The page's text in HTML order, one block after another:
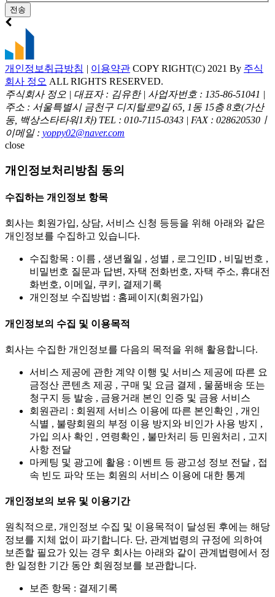
전송
개인정보취급방침 | 이용약관 COPY RIGHT(C) 2021 By 주식
회사 정오 ALL RIGHTS RESERVED.
주식회사 정오 | 대표자 : 김유한 | 사업자번호 : 135-86-51041 |
주소 : 서울특별시 금천구 디지털로9길 65, 1동 15층 8호(가산
동, 백상스타타워1차) TEL : 010-7115-0343 | FAX : 028620530ㅣ
이메일 : yoppy02@naver.com
close
개인정보처리방침 동의
수집하는 개인정보 항목
회사는 회원가입, 상담, 서비스 신청 등등을 위해 아래와 같은
개인정보를 수집하고 있습니다.
수집항목 : 이름 , 생년월일 , 성별 , 로그인ID , 비밀번호 ,
비밀번호 질문과 답변, 자택 전화번호, 자택 주소, 휴대전
화번호, 이메일, 쿠키, 결제기록
개인정보 수집방법 : 홈페이지(회원가입)
개인정보의 수집 및 이용목적
회사는 수집한 개인정보를 다음의 목적을 위해 활용합니다.
서비스 제공에 관한 계약 이행 및 서비스 제공에 따른 요
금정산 콘텐츠 제공 , 구매 및 요금 결제 , 물품배송 또는
청구지 등 발송 , 금융거래 본인 인증 및 금융 서비스
회원관리 : 회원제 서비스 이용에 따른 본인확인 , 개인
식별 , 불량회원의 부정 이용 방지와 비인가 사용 방지 ,
가입 의사 확인 , 연령확인 , 불만처리 등 민원처리 , 고지
사항 전달
마케팅 및 광고에 활용 : 이벤트 등 광고성 정보 전달 , 접
속 빈도 파악 또는 회원의 서비스 이용에 대한 통계
개인정보의 보유 및 이용기간
원칙적으로, 개인정보 수집 및 이용목적이 달성된 후에는 해당
정보를 지체 없이 파기합니다. 단, 관계법령의 규정에 의하여
보존할 필요가 있는 경우 회사는 아래와 같이 관계법령에서 정
한 일정한 기간 동안 회원정보를 보관합니다.
보존 항목 : 결제기록